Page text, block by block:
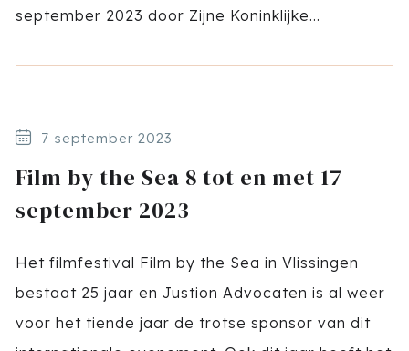
september 2023 door Zijne Koninklijke...
7 september 2023
Film by the Sea 8 tot en met 17
september 2023
Het filmfestival Film by the Sea in Vlissingen
bestaat 25 jaar en Justion Advocaten is al weer
voor het tiende jaar de trotse sponsor van dit